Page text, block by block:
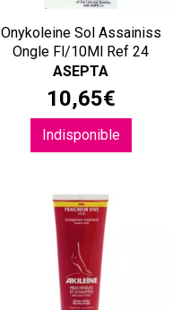
Onykoleine Sol Assainiss
Ongle Fl/10Ml Ref 24
ASEPTA
10,65€
Indisponible